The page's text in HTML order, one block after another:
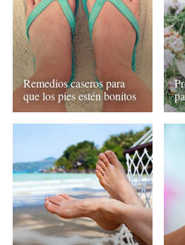
Remedios caseros para
que los pies estén bonitos